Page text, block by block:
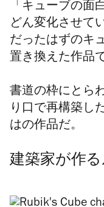
「キューブの面
どん変化させて
だったはずのキ
置き換えた作品
書道の枠にとら
り口で再構築し
はの作品だ。
建築家が作